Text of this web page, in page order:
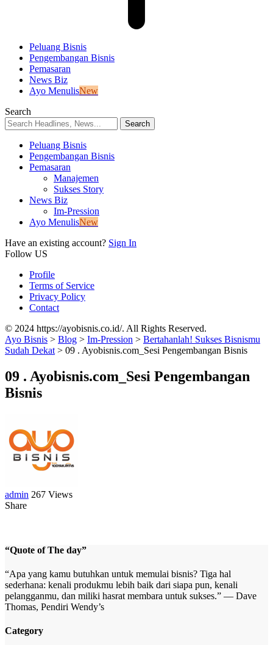
Peluang Bisnis
Pengembangan Bisnis
Pemasaran
News Biz
Ayo MenulisNew
Search
Peluang Bisnis
Pengembangan Bisnis
Pemasaran
Manajemen
Sukses Story
News Biz
Im-Pression
Ayo MenulisNew
Have an existing account? Sign In
Follow US
Profile
Terms of Service
Privacy Policy
Contact
© 2024 https://ayobisnis.co.id/. All Rights Reserved.
Ayo Bisnis > Blog > Im-Pression > Bertahanlah! Sukses Bisnismu
Sudah Dekat > 09 . Ayobisnis.com_Sesi Pengembangan Bisnis
09 . Ayobisnis.com_Sesi Pengembangan
Bisnis
admin 267 Views
Share
“Quote of The day”
“Apa yang kamu butuhkan untuk memulai bisnis? Tiga hal
sederhana: kenali produkmu lebih baik dari siapa pun, kenali
pelangganmu, dan miliki hasrat membara untuk sukses.” — Dave
Thomas, Pendiri Wendy’s
Category